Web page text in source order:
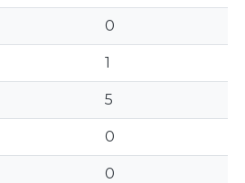
0
1
5
0
0